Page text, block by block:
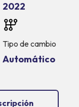
2022
Tipo de cambio
Automático